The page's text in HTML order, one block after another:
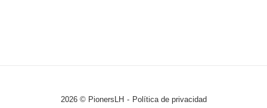
2026 © PionersLH Política de privacidad